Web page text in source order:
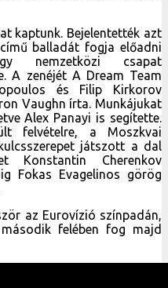
kaptunk. Bejelentették azt
című balladát fogja előadni
nemzetközi csapat
A zenéjét A Dream Team
és Filip Kirkorov
Vaughn írta. Munkájukat
Alex Panayi is segítette.
felvételre, a Moszkvai
játszott a dal
Konstantin Cherenkov
Fokas Evagelinos görög
az Eurovízió színpadán,
felében fog majd